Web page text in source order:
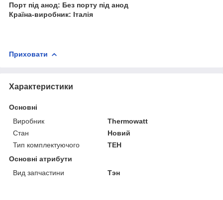
Порт під анод: Без порту під анод
Країна-виробник: Італія
Приховати
Характеристики
Основні
Виробник
Thermowatt
Стан
Новий
Тип комплектуючого
ТЕН
Основні атрибути
Вид запчастини
Тэн